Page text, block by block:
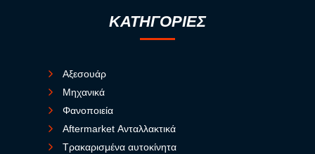
ΚΑΤΗΓΟΡΙΕΣ
Αξεσουάρ
Μηχανικά
Φανοποιεία
Aftermarket Ανταλλακτικά
Τρακαρισμένα αυτοκίνητα